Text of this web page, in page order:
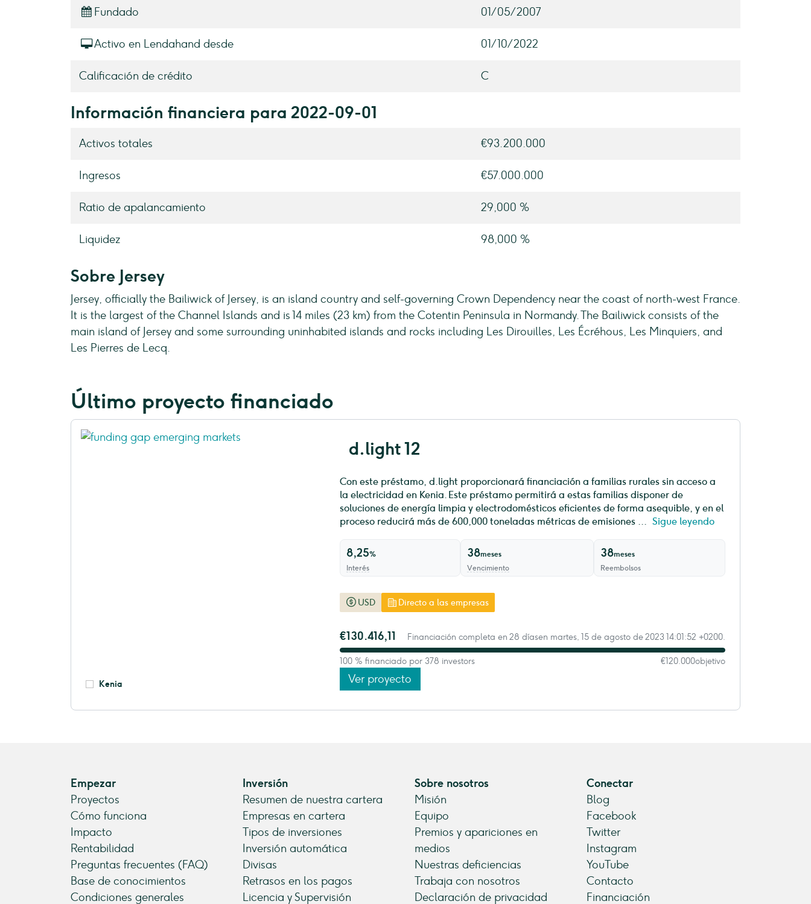
Fundado 01/05/2007
Activo en Lendahand desde 01/10/2022
Calificación de crédito C
Información financiera para 2022-09-01
Activos totales €93.200.000
Ingresos €57.000.000
Ratio de apalancamiento 29,000 %
Liquidez 98,000 %
Sobre Jersey
Jersey, officially the Bailiwick of Jersey, is an island country and self-governing Crown Dependency near the coast of north-west France.
It is the largest of the Channel Islands and is 14 miles (23 km) from the Cotentin Peninsula in Normandy. The Bailiwick consists of the
main island of Jersey and some surrounding uninhabited islands and rocks including Les Dirouilles, Les Écréhous, Les Minquiers, and
Les Pierres de Lecq.
Último proyecto financiado
Kenia
d.light 12
Con este préstamo, d.light proporcionará financiación a familias rurales sin acceso a
la electricidad en Kenia. Este préstamo permitirá a estas familias disponer de
soluciones de energía limpia y electrodomésticos eficientes de forma asequible, y en el
proceso reducirá más de 600,000 toneladas métricas de emisiones ... Sigue leyendo
8,25%
Interés
38meses
Vencimiento
38meses
Reembolsos
USD Directo a las empresas
€130.416,11 Financiación completa en 28 díasen martes, 15 de agosto de 2023 14:01:52 +0200.
100 % financiado por 378 investors €120.000objetivo
Ver proyecto
Empezar
Proyectos
Cómo funciona
Impacto
Rentabilidad
Preguntas frecuentes (FAQ)
Base de conocimientos
Condiciones generales
Inversión
Resumen de nuestra cartera
Empresas en cartera
Tipos de inversiones
Inversión automática
Divisas
Retrasos en los pagos
Licencia y Supervisión
Sobre nosotros
Misión
Equipo
Premios y apariciones en
medios
Nuestras deficiencias
Trabaja con nosotros
Declaración de privacidad
Conectar
Blog
Facebook
Twitter
Instagram
YouTube
Contacto
Financiación